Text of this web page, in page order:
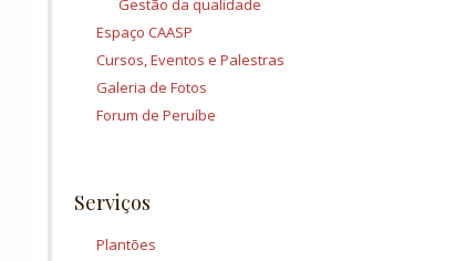
Gestão da qualidade
Espaço CAASP
Cursos, Eventos e Palestras
Galeria de Fotos
Forum de Peruíbe
Serviços
Plantões